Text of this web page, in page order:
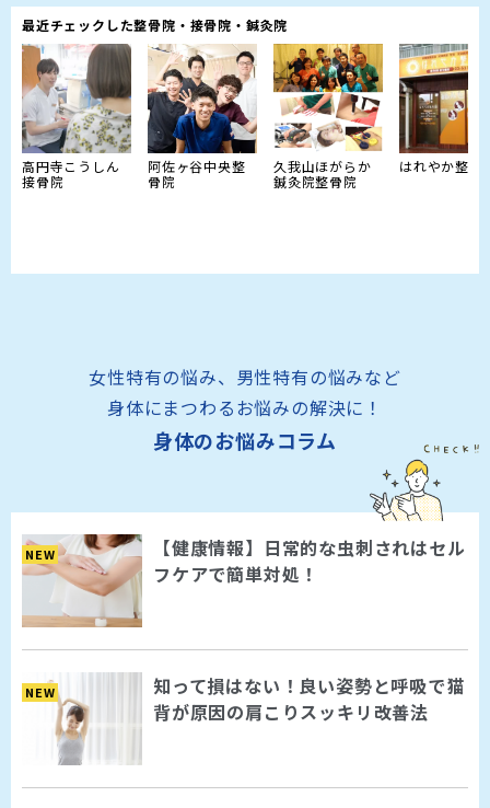
最近チェックした整骨院・接骨院・鍼灸院
高円寺こうしん
接骨院
阿佐ヶ谷中央整
骨院
久我山ほがらか
鍼灸院整骨院
はれやか整骨
女性特有の悩み、男性特有の悩みなど
身体にまつわるお悩みの解決に！
身体のお悩みコラム
NEW
【健康情報】日常的な虫刺されはセル
フケアで簡単対処！
NEW
知って損はない！良い姿勢と呼吸で猫
背が原因の肩こりスッキリ改善法